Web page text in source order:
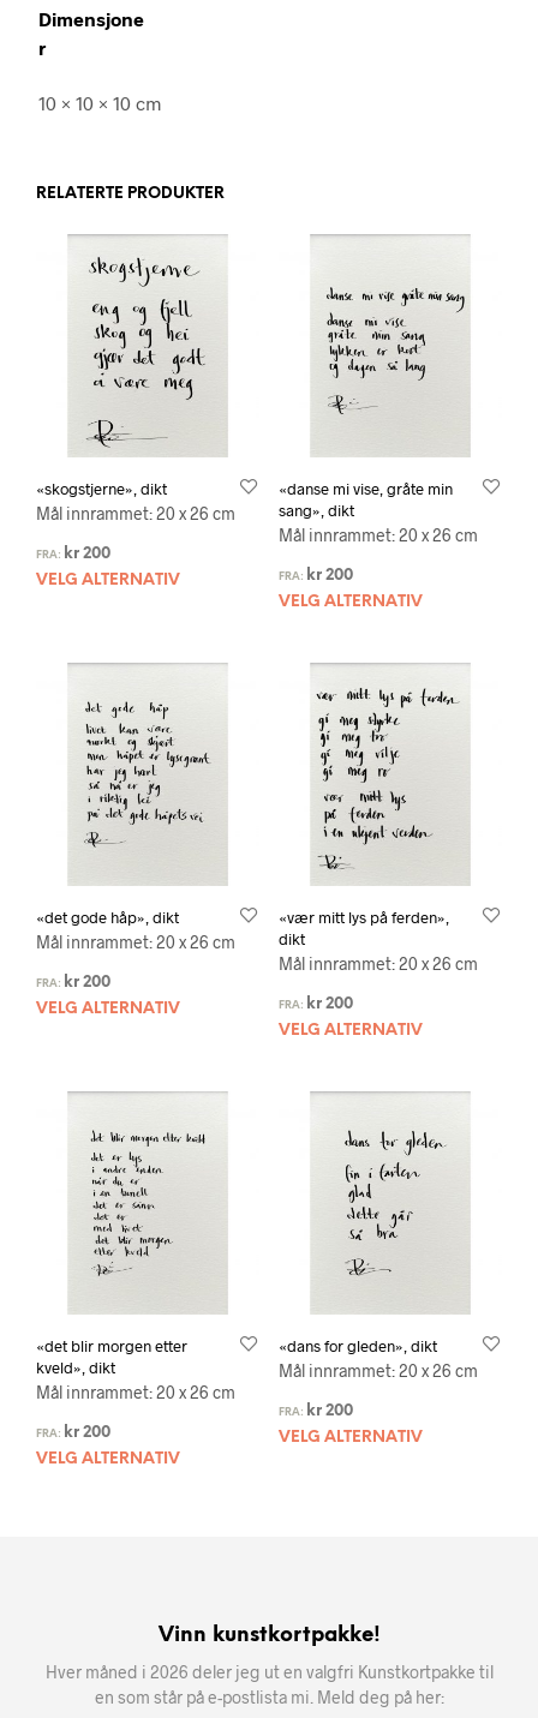
Dimensjone
r
10 × 10 × 10 cm
RELATERTE PRODUKTER
«skogstjerne», dikt
Mål innrammet: 20 x 26 cm
FRA: kr 200
VELG ALTERNATIV
«danse mi vise, gråte min
sang», dikt
Mål innrammet: 20 x 26 cm
FRA: kr200
VELG ALTERNATIV
«det gode håp», dikt
Mål innrammet: 20 x 26 cm
FRA: kr 200
VELG ALTERNATIV
«vær mitt lys på ferden»,
dikt
Mål innrammet: 20 x 26 cm
FRA: kr200
VELG ALTERNATIV
«det blir morgen etter
kveld», dikt
Mål innrammet: 20 x 26 cm
FRA: kr 200
VELG ALTERNATIV
«dans for gleden», dikt
Mål innrammet: 20 x 26 cm
FRA: kr200
VELG ALTERNATIV
Vinn kunstkortpakke!
Hver måned i 2026 deler jeg ut en valgfri Kunstkortpakke til
en som står på e-postlista mi. Meld deg på her: